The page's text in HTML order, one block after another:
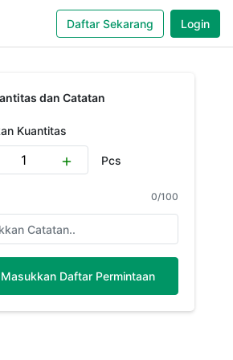
Daftar Sekarang Login
dan Catatan
Kuantitas
Pcs
0/100
Masukkan Daftar Permintaan